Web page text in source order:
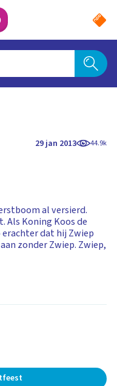
29 jan 2013 44.9k
al versierd.
Als Koning Koos de
dat hij Zwiep
zonder Zwiep. Zwiep,